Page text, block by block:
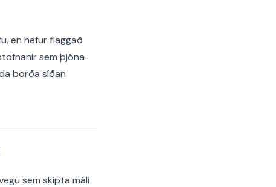
en hefur flaggað
sem þjóna
borða síðan
sem skipta máli